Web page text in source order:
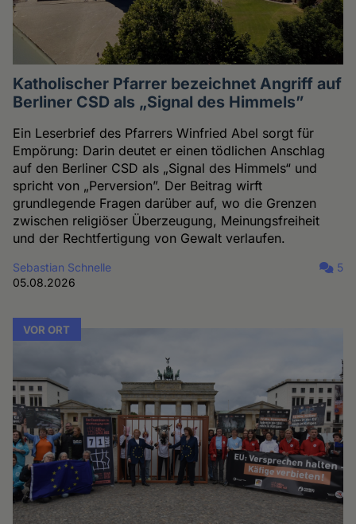
Katholischer Pfarrer bezeichnet Angriff auf
Berliner CSD als „Signal des Himmels”
Ein Leserbrief des Pfarrers Winfried Abel sorgt für
Empörung: Darin deutet er einen tödlichen Anschlag
auf den Berliner CSD als „Signal des Himmels“ und
spricht von „Perversion”. Der Beitrag wirft
grundlegende Fragen darüber auf, wo die Grenzen
zwischen religiöser Überzeugung, Meinungsfreiheit
und der Rechtfertigung von Gewalt verlaufen.
Sebastian Schnelle
05.08.2026
5
VOR ORT